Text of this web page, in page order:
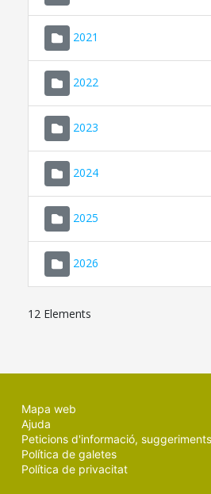
2021
2022
2023
2024
2025
2026
12 Elements
Mapa web
Ajuda
Peticions d'informació,
Política de galetes
Política de privacitat